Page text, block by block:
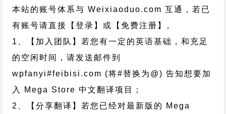
本站的账号体系与Weixiaoduo.com 互通，若已
有账号请直接【登录】或【免费注册】。
1、【加入团队】若您有一定的英语基础，和充足
的空闲时间，请发送邮件到
wpfanyi#feibisi.com (将#替换为@) 告知想要加
入 Mega Store 中文翻译项目；
2、【分享翻译】若您已经对最新版的 Mega